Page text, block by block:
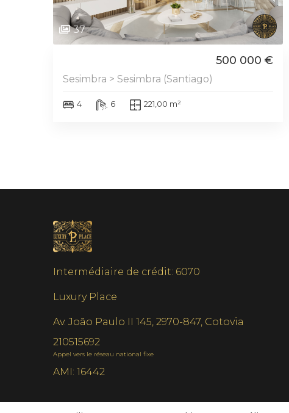
37
500 000 €
Sesimbra > Sesimbra (Santiago)
4 6 221,00 m²
Intermédiaire de crédit: 6070
Luxury Place
Av. João Paulo II 145, 2970-847, Cotovia
210515692
Appel vers le réseau national fixe
AMI: 16442